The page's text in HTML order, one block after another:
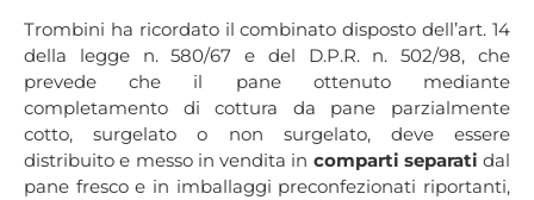
Trombini ha ricordato il combinato disposto dell’art. 14
della legge n. 580/67 e del D.P.R. n. 502/98, che
prevede che il pane ottenuto mediante
completamento di cottura da pane parzialmente
cotto, surgelato o non surgelato, deve essere
distribuito e messo in vendita in comparti separati dal
pane fresco e in imballaggi preconfezionati riportanti,